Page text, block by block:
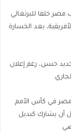
مصر خلفا للبرتغالي
الـ16 لكأس الأمم الأفريقية، بعد الخسارة
حسن، رغم إعلان
مصر في كأس الأمم
أن يشارك كبديل